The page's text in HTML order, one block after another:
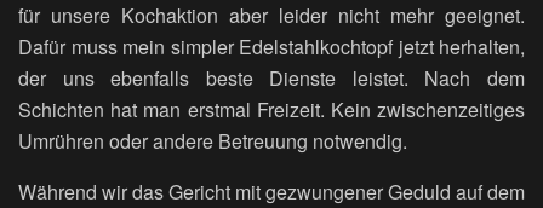
für unsere Kochaktion aber leider nicht mehr geeignet.
Dafür muss mein simpler Edelstahlkochtopf jetzt herhalten,
der uns ebenfalls beste Dienste leistet. Nach dem
Schichten hat man erstmal Freizeit. Kein zwischenzeitiges
Umrühren oder andere Betreuung notwendig.
Während wir das Gericht mit gezwungener Geduld auf dem